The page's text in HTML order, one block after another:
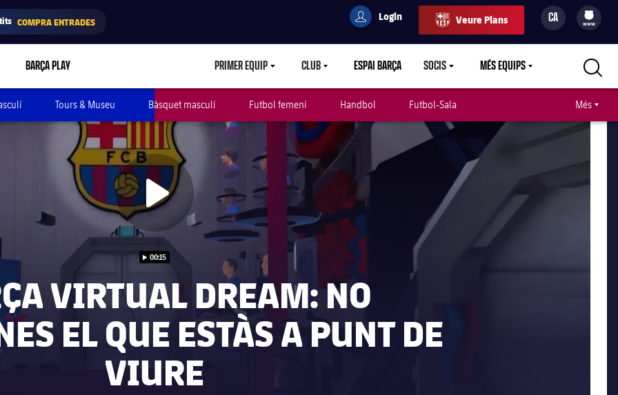
COMPRA ENTRADES userCulers
Login Veure Plans CA
filled-badge
www
BARÇA PLAY PRIMER EQUIPLABEL.ARIA.CARETDOWN
CLUBLABEL.ARIA.CARETDOWN
ESPAI BARÇA SOCISLABEL.ARIA.CARETDOWN
MÉS EQUIPSLABEL.ARIA.CARETDOWN
Tours & Museu Bàsquet masculí Futbol femení Handbol Futbol-Sala Més
Iniciar video
Iniciar video
00:15
VIRTUAL DREAM: NO
EL QUE ESTÀS A PUNT DE
VIURE